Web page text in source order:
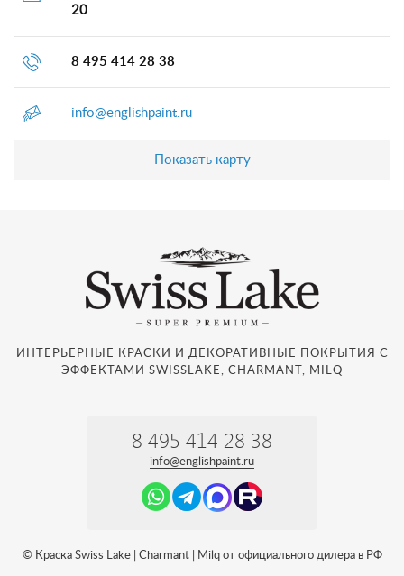
20
8 495 414 28 38
info@englishpaint.ru
Показать карту
ИНТЕРЬЕРНЫЕ КРАСКИ И ДЕКОРАТИВНЫЕ ПОКРЫТИЯ С
ЭФФЕКТАМИ SWISSLAKE, CHARMANT, MILQ
8 495 414 28 38
info@englishpaint.ru
© Краска Swiss Lake | Charmant | Milq от официального дилера в РФ